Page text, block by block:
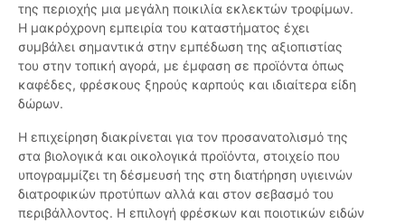
της περιοχής μια μεγάλη ποικιλία εκλεκτών τροφίμων.
Η μακρόχρονη εμπειρία του καταστήματος έχει
συμβάλει σημαντικά στην εμπέδωση της αξιοπιστίας
του στην τοπική αγορά, με έμφαση σε προϊόντα όπως
καφέδες, φρέσκους ξηρούς καρπούς και ιδιαίτερα είδη
δώρων.
Η επιχείρηση διακρίνεται για τον προσανατολισμό της
στα βιολογικά και οικολογικά προϊόντα, στοιχείο που
υπογραμμίζει τη δέσμευσή της στη διατήρηση υγιεινών
διατροφικών προτύπων αλλά και στον σεβασμό του
περιβάλλοντος. Η επιλογή φρέσκων και ποιοτικών ειδών